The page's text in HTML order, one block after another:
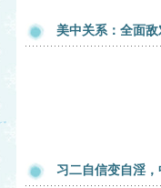
美中关系：全面
习二自信变自淫